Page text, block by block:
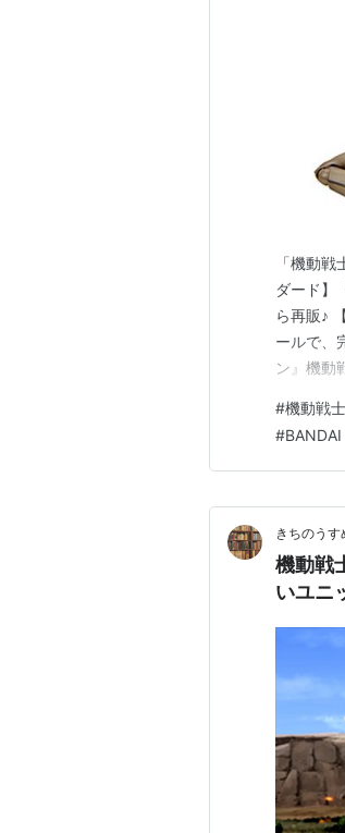
「機動
ダード】
ら再販♪
ールで、
ン』機動
ラモデル
#機動戦
#
きちのうす
機動戦
いユニ